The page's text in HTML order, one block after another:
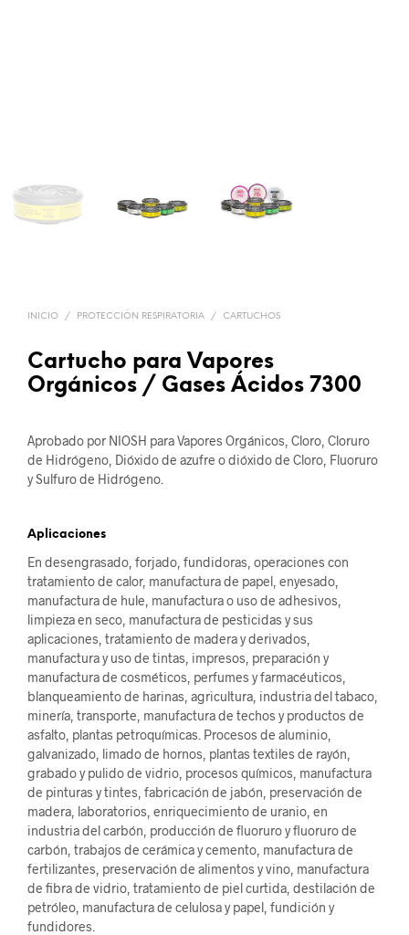
INICIO / PROTECCIÓN RESPIRATORIA / CARTUCHOS
Cartucho para Vapores
Orgánicos / Gases Ácidos 7300
Aprobado por NIOSH para Vapores Orgánicos, Cloro, Cloruro
de Hidrógeno, Dióxido de azufre o dióxido de Cloro, Fluoruro
y Sulfuro de Hidrógeno.
Aplicaciones
En desengrasado, forjado, fundidoras, operaciones con
tratamiento de calor, manufactura de papel, enyesado,
manufactura de hule, manufactura o uso de adhesivos,
limpieza en seco, manufactura de pesticidas y sus
aplicaciones, tratamiento de madera y derivados,
manufactura y uso de tintas, impresos, preparación y
manufactura de cosméticos, perfumes y farmacéuticos,
blanqueamiento de harinas, agricultura, industria del tabaco,
minería, transporte, manufactura de techos y productos de
asfalto, plantas petroquímicas. Procesos de aluminio,
galvanizado, limado de hornos, plantas textiles de rayón,
grabado y pulido de vidrio, procesos químicos, manufactura
de pinturas y tintes, fabricación de jabón, preservación de
madera, laboratorios, enriquecimiento de uranio, en
industria del carbón, producción de fluoruro y fluoruro de
carbón, trabajos de cerámica y cemento, manufactura de
fertilizantes, preservación de alimentos y vino, manufactura
de fibra de vidrio, tratamiento de piel curtida, destilación de
petróleo, manufactura de celulosa y papel, fundición y
fundidores.